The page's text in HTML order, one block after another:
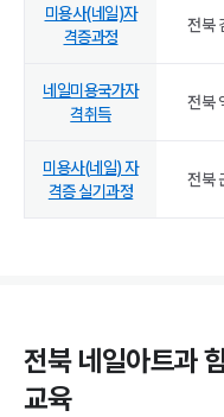
미용사(네일)자
격증과정
전북
네일미용국가자
격취득
전북
미용사(네일) 자
격증 실기과정
전북
전북 네일아트과
교육